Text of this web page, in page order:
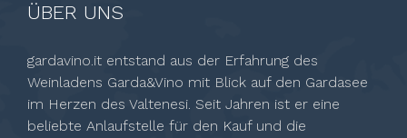
ÜBER UNS
gardavino.it entstand aus der Erfahrung des
Weinladens Garda&Vino mit Blick auf den Gardasee
im Herzen des Valtenesi. Seit Jahren ist er eine
beliebte Anlaufstelle für den Kauf und die